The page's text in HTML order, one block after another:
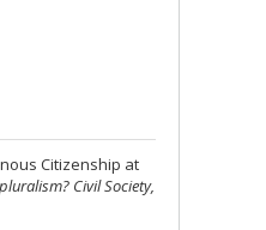
Citizenship at
Civil Society,